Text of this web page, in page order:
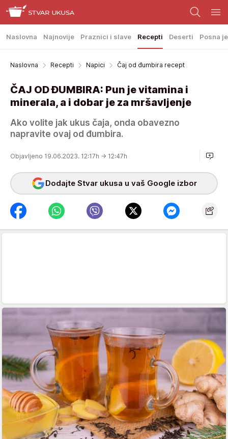
Naslovna Najnovije Praznici i slave Recepti Deserti Posna
Naslovna Recepti Napici Čaj od đumbira recept
ČAJ OD ĐUMBIRA: Pun je vitamina i
minerala, a i dobar je za mršavljenje
Ako volite jak ukus čaja, onda obavezno
napravite ovaj od đumbira.
Objavljeno 19.06.2023. 12:17h → 12:47h
Dodajte Stvar ukusa u vaš Google izbor